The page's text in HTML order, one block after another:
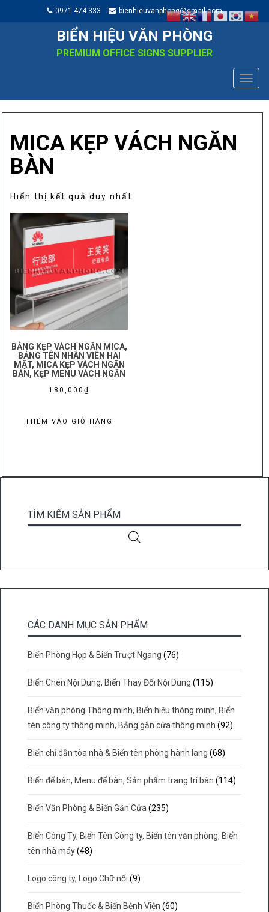
0971 474 333 bienhieuvanphong@gmail.com
BIỂN HIỆU VĂN PHÒNG
PREMIUM OFFICE SIGNS SUPPLIER
MICA KẸP VÁCH NGĂN
BÀN
Hiển thị kết quả duy nhất
BẢNG KẸP VÁCH NGĂN MICA,
BẢNG TÊN NHÂN VIÊN HAI
MẶT, MICA KẸP VÁCH NGĂN
BÀN, KẸP MENU VÁCH NGĂN
180,000 ₫
THÊM VÀO GIỎ HÀNG
TÌM KIẾM SẢN PHẨM
CÁC DANH MỤC SẢN PHẨM
Biển Phòng Họp & Biển Trượt Ngang (76)
Biển Chèn Nội Dung, Biển Thay Đổi Nội Dung (115)
Biển văn phòng Thông minh, Biển hiệu thông minh, Biển
tên công ty thông minh, Bảng gắn cửa thông minh (92)
Biển chỉ dẫn tòa nhà & Biển tên phòng hành lang (68)
Biển để bàn, Menu để bàn, Sản phẩm trang trí bàn (114)
Biển Văn Phòng & Biển Gắn Cửa (235)
Biển Công Ty, Biển Tên Công ty, Biển tên văn phòng, Biển
tên nhà máy (48)
Logo công ty, Logo Chữ nổi (9)
Biển Phòng Thuốc & Biển Bệnh Viện (60)